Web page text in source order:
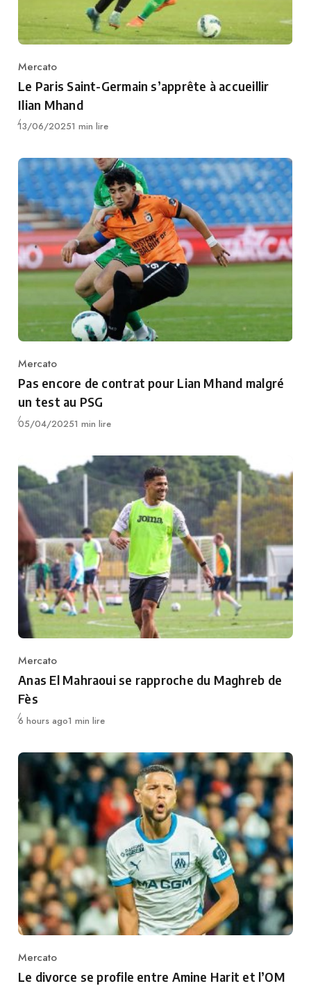
Category
Mercato
Le Paris Saint-Germain s’apprête à accueillir
Ilian Mhand
Publié
13/06/20251 min lire
Category
Mercato
Pas encore de contrat pour Lian Mhand malgré
un test au PSG
Publié
05/04/20251 min lire
Category
Mercato
Anas El Mahraoui se rapproche du Maghreb de
Fès
Publié
6 hours ago1 min lire
Category
Mercato
Le divorce se profile entre Amine Harit et l’OM